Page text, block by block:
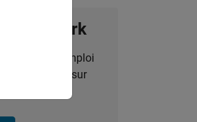
Network
d'emploi
des actualités sur